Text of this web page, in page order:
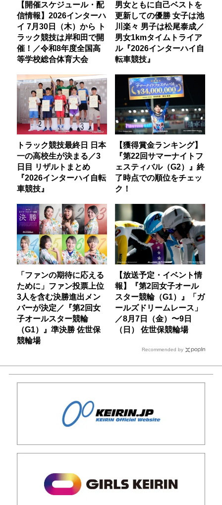
【開催スケジュール・配
信情報】2026インターハ
イ 7月30日（木）から ト
ラック競技は岸和田で開
催！／令和8年度全国高
等学校総合体育大会
男女ともに自己ベストを
更新しての優勝 女子は池
川楽々 男子は松尾泰成／
男女1kmタイムトライア
ル『2026インターハイ自
転車競技』
トラック競技最終日 日本
一の高校生が決まる／3
日目 リザルトまとめ
『2026インターハイ自転
車競技』
【獲得賞金ランキング】
『第22回サマーナイトフ
ェスティバル（G2）』終
了時点での順位をチェッ
ク！
「ファンの期待に応える
ために」ファン投票上位
3人を含む決勝進出メン
バーが決定／『第2回女
子オールスター競輪
（G1）』準決勝 佐世保
競輪場
【放送予定・イベント情
報】『第2回女子オール
スター競輪（G1）』「ガ
ールズドリームレース」
／8月7日（金）〜9日
（日） 佐世保競輪場
Recommended by